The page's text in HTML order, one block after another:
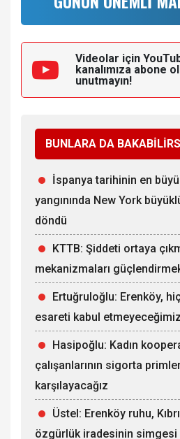
Videolar için
kanalımıza abone
unutmayın!
BUNLARA DA
İspanya tarihinin en
yangınında New York
döndü
KTTB: Şiddeti ortaya
mekanizmaları
Ertuğruloğlu: Erenköy,
esareti kabul
Hasipoğlu: Kadın
çalışanlarının sigorta
karşılayacağız
Üstel: Erenköy ruhu,
özgürlük iradesinin